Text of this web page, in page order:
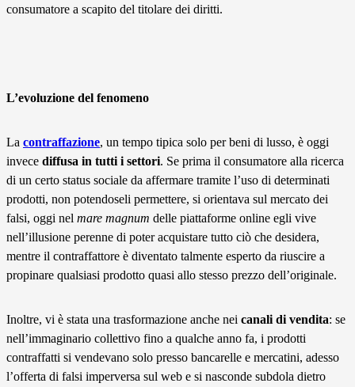
consumatore a scapito del titolare dei diritti.
L’evoluzione del fenomeno
La contraffazione, un tempo tipica solo per beni di lusso, è oggi
invece diffusa in tutti i settori. Se prima il consumatore alla ricerca
di un certo status sociale da affermare tramite l’uso di determinati
prodotti, non potendoseli permettere, si orientava sul mercato dei
falsi, oggi nel mare magnum delle piattaforme online egli vive
nell’illusione perenne di poter acquistare tutto ciò che desidera,
mentre il contraffattore è diventato talmente esperto da riuscire a
propinare qualsiasi prodotto quasi allo stesso prezzo dell’originale.
Inoltre, vi è stata una trasformazione anche nei canali di vendita: se
nell’immaginario collettivo fino a qualche anno fa, i prodotti
contraffatti si vendevano solo presso bancarelle e mercatini, adesso
l’offerta di falsi imperversa sul web e si nasconde subdola dietro